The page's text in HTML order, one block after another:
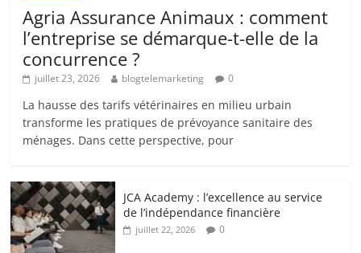
Agria Assurance Animaux : comment
l’entreprise se démarque-t-elle de la
concurrence ?
juillet 23, 2026 blogtelemarketing 0
La hausse des tarifs vétérinaires en milieu urbain
transforme les pratiques de prévoyance sanitaire des
ménages. Dans cette perspective, pour
JCA Academy : l’excellence au service
de l’indépendance financière
juillet 22, 2026 0